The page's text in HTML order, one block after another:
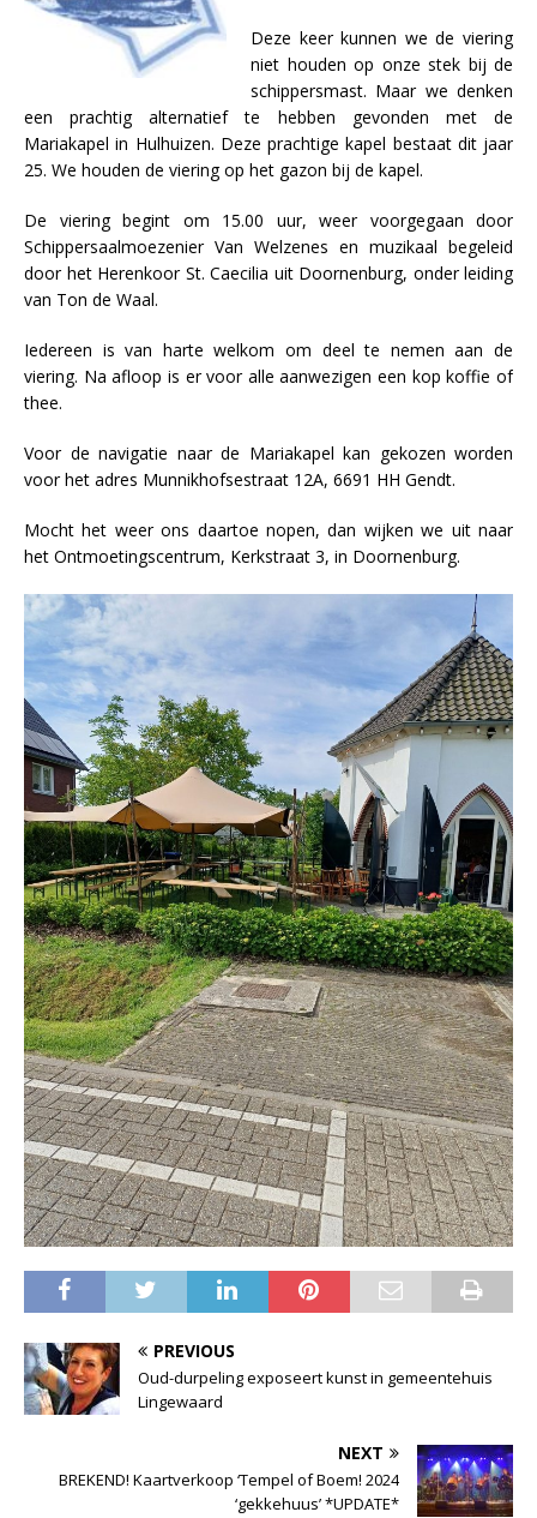
Deze keer kunnen we de viering
niet houden op onze stek bij de
schippersmast. Maar we denken
een prachtig alternatief te hebben gevonden met de
Mariakapel in Hulhuizen. Deze prachtige kapel bestaat dit jaar
25. We houden de viering op het gazon bij de kapel.
De viering begint om 15.00 uur, weer voorgegaan door
Schippersaalmoezenier Van Welzenes en muzikaal begeleid
door het Herenkoor St. Caecilia uit Doornenburg, onder leiding
van Ton de Waal.
Iedereen is van harte welkom om deel te nemen aan de
viering. Na afloop is er voor alle aanwezigen een kop koffie of
thee.
Voor de navigatie naar de Mariakapel kan gekozen worden
voor het adres Munnikhofsestraat 12A, 6691 HH Gendt.
Mocht het weer ons daartoe nopen, dan wijken we uit naar
het Ontmoetingscentrum, Kerkstraat 3, in Doornenburg.
PREVIOUS
Oud-durpeling exposeert kunst in gemeentehuis
Lingewaard
NEXT
BREKEND! Kaartverkoop ‘Tempel of Boem! 2024
‘gekkehuus’ *UPDATE*